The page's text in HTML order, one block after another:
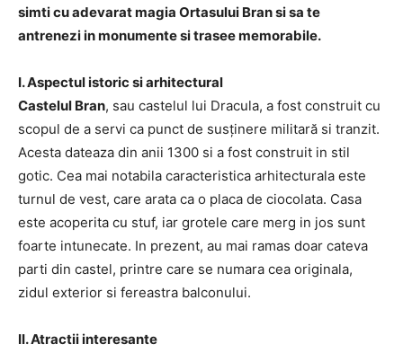
simti cu adevarat magia Ortasului Bran si sa te
antrenezi in monumente si trasee memorabile.
I. Aspectul istoric si arhitectural
Castelul Bran, sau castelul lui Dracula, a fost construit cu
scopul de a servi ca punct de susținere militară si tranzit.
Acesta dateaza din anii 1300 si a fost construit in stil
gotic. Cea mai notabila caracteristica arhitecturala este
turnul de vest, care arata ca o placa de ciocolata. Casa
este acoperita cu stuf, iar grotele care merg in jos sunt
foarte intunecate. In prezent, au mai ramas doar cateva
parti din castel, printre care se numara cea originala,
zidul exterior si fereastra balconului.
II. Atractii interesante